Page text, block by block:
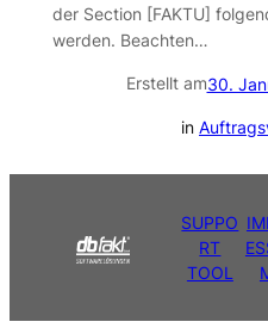
der Section [FAKTU]
werden. Beachten…
Erstellt am30.
in
SUPPO
RT
TOOL